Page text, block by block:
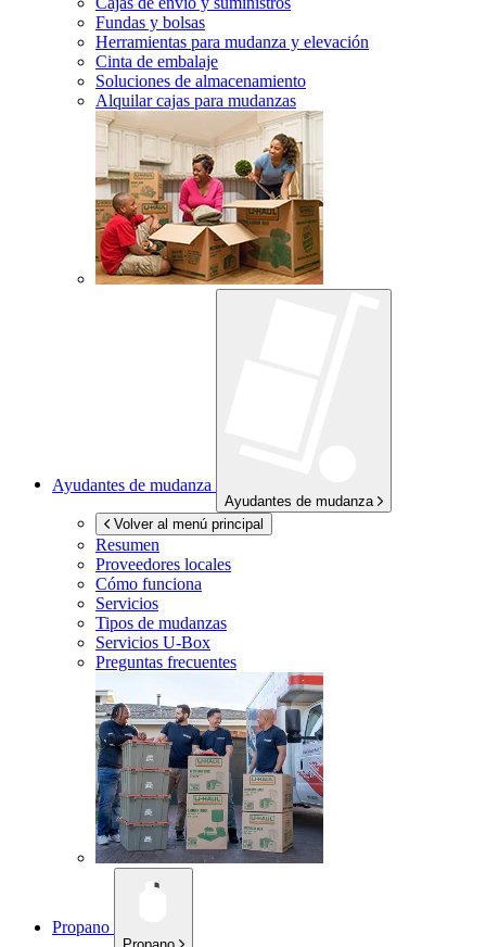
Fundas y bolsas
Herramientas para mudanza y elevación
Cinta de embalaje
Soluciones de almacenamiento
Alquilar cajas para mudanzas
Ayudantes de mudanza
Ayudantes de mudanza
Volver al menú principal
Resumen
Proveedores locales
Cómo funciona
Servicios
Tipos de mudanzas
Servicios U-Box
Preguntas frecuentes
Propano